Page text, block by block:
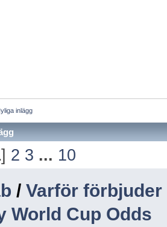
inlägg
] 2 3 ... 10
/Varför
World Cup Odds